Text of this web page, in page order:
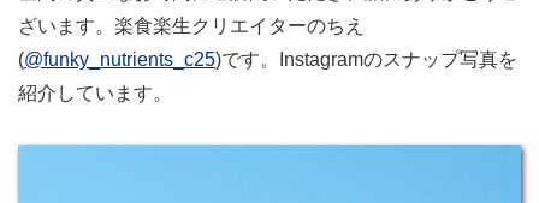
ざいます。楽食楽生クリエイターのちえ
(@funky_nutrients_c25)です。Instagramのスナップ写真を
紹介しています。